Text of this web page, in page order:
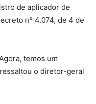
de aplicador de
nº 4.074, de 4 de
temos um
o diretor-geral